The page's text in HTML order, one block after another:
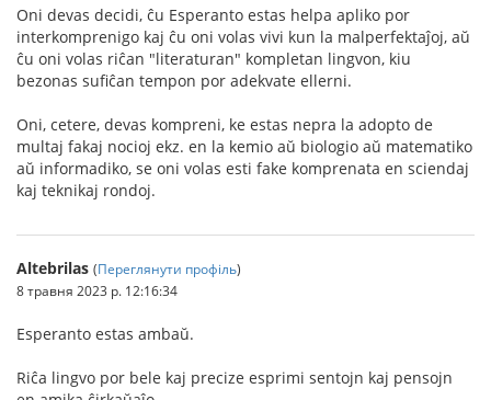
Oni devas decidi, ĉu Esperanto estas helpa apliko por
interkomprenigo kaj ĉu oni volas vivi kun la malperfektaĵoj, aŭ
ĉu oni volas riĉan "literaturan" kompletan lingvon, kiu
bezonas sufiĉan tempon por adekvate ellerni.
Oni, cetere, devas kompreni, ke estas nepra la adopto de
multaj fakaj nocioj ekz. en la kemio aŭ biologio aŭ matematiko
aŭ informadiko, se oni volas esti fake komprenata en sciendaj
kaj teknikaj rondoj.
Altebrilas (Переглянути профіль)
8 травня 2023 р. 12:16:34
Esperanto estas ambaŭ.
Riĉa lingvo por bele kaj precize esprimi sentojn kaj pensojn